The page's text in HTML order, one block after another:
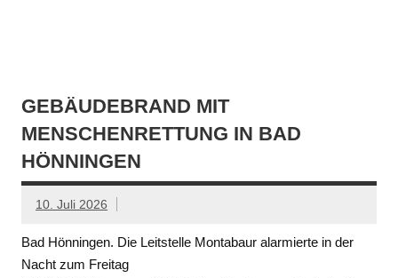
GEBÄUDEBRAND MIT
MENSCHENRETTUNG IN BAD
HÖNNINGEN
10. Juli 2026
Bad Hönningen. Die Leitstelle Montabaur alarmierte in der
Nacht zum Freitag